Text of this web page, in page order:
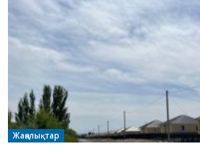
Жаңалықтар